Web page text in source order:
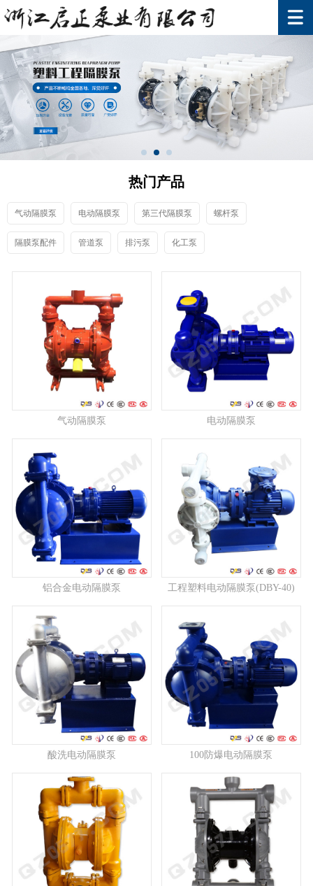
热门产品
气动隔膜泵 电动隔膜泵 第三代隔膜泵 螺杆泵
隔膜泵配件 管道泵 排污泵 化工泵
气动隔膜泵 电动隔膜泵
铝合金电动隔膜泵 工程塑料电动隔膜泵(DBY-40)
酸洗电动隔膜泵 100防爆电动隔膜泵